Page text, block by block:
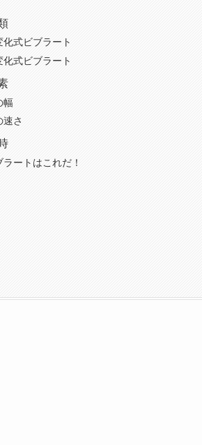
式ビブラート
式ビブラート
幅
さ
ートはこれだ！